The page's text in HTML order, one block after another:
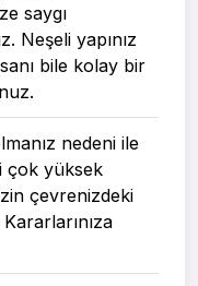
saygı
Neşeli yapınız
bile kolay bir
nedeni ile
çok yüksek
çevrenizdeki